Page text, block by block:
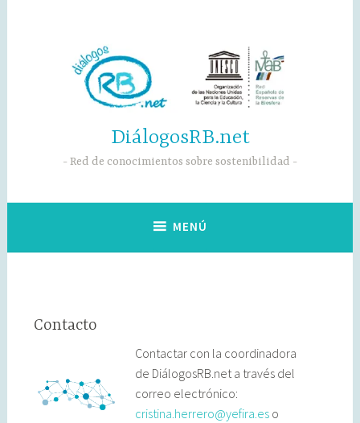
DiálogosRB.net
Red de conocimientos sobre sostenibilidad
MENÚ
Contacto
Contactar con la coordinadora
de DiálogosRB.net a través del
correo electrónico:
cristina.herrero@yefira.es o